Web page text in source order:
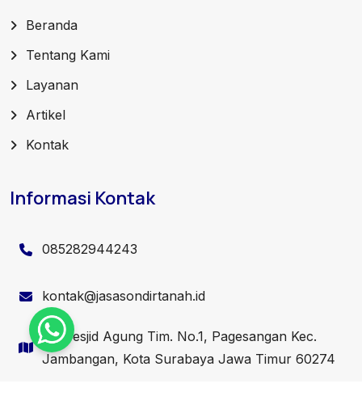
Beranda
Tentang Kami
Layanan
Artikel
Kontak
Informasi Kontak
085282944243
kontak@jasasondirtanah.id
Jl. Mesjid Agung Tim. No.1, Pagesangan Kec.
Jambangan, Kota Surabaya Jawa Timur 60274